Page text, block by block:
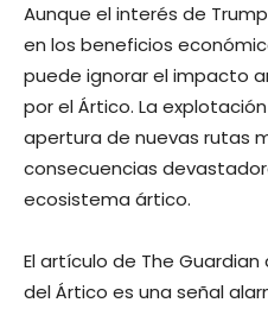
Aunque el interés de
en los beneficios
puede ignorar el impacto
por el Ártico. La
apertura de nuevas rutas
consecuencias
ecosistema ártico.
El artículo de The
del Ártico es una señal